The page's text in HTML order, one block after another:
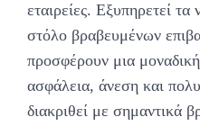
εταιρείες. Εξυπηρετεί
στόλο βραβευμένων
προσφέρουν μια μοναδική
ασφάλεια, άνεση και
διακριθεί με σημαντικά